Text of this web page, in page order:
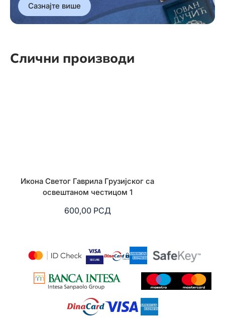
Сазнајте више
Слични производи
Икона Светог Гаврила Грузијског са
освештаном честицом 1
600,00 РСД